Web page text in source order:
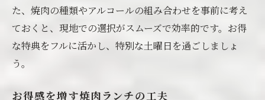
た、焼肉の種類やアルコールの組み合わせを事前に考え
ておくと、現地での選択がスムーズで効率的です。お得
な特典をフルに活かし、特別な土曜日を過ごしましょ
う。
お得感を増す焼肉ランチの工夫